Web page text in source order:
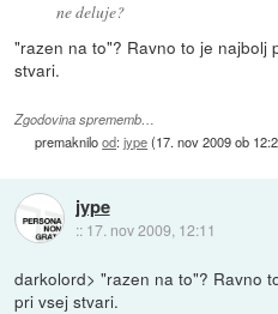
ne deluje?
"razen na to"? Ravno to je najbolj
stvari.
Zgodovina sprememb…
premaknilood:jype(17. nov 2009 ob
jype
:: 17. nov 2009, 12:11
darkolord> "razen na to"? Ravno
pri vsej stvari.